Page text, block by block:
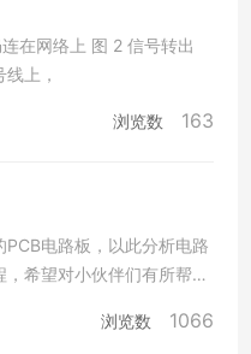
2 信号转出
上，
浏览数 163
电路板，以此分析电路
希望对小伙伴们有所帮
浏览数 1066